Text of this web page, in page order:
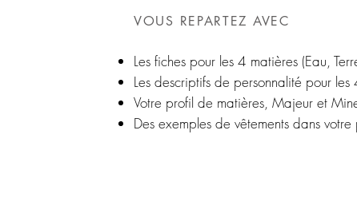
VOUS REPARTEZ AVEC
Les fiches pour les 4 matières (Eau,
Les descriptifs de personnalité pour les
Votre profil de matières, Majeur et
Des exemples de vêtements dans